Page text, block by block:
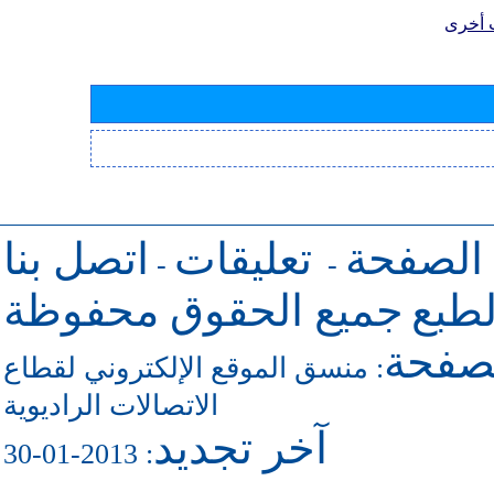
أخرى
الصفحة - تعليقات -
اتصل بنا
جميع الحقوق محفوظة
: منسق الموقع الإلكتروني لقطاع
الاتصالات الراديوية
آخر تجديد: 2013-01-30